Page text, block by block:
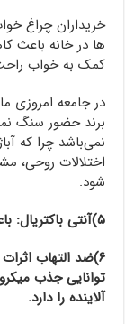
خریداران چراغ
ها در خانه
کمک به خواب
در جامعه امروزی
برند حضور سنگ
نمی‌باشد چرا که
اختلالات روحی،
شود.
۵)آنتی باکتریال: باعث ضد عفونی شدن هوای محیط می‌شود.
۶)ضد التهاب
توانایی جذب
آلاینده را دارد.